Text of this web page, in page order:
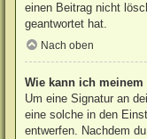
einen Beitrag nicht
geantwortet hat.
Nach oben
Wie kann ich
Um eine Signatur an
eine solche in den
entwerfen. Nachdem